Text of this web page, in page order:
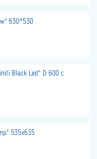
630*530
Black Led" D 600 c
535х635